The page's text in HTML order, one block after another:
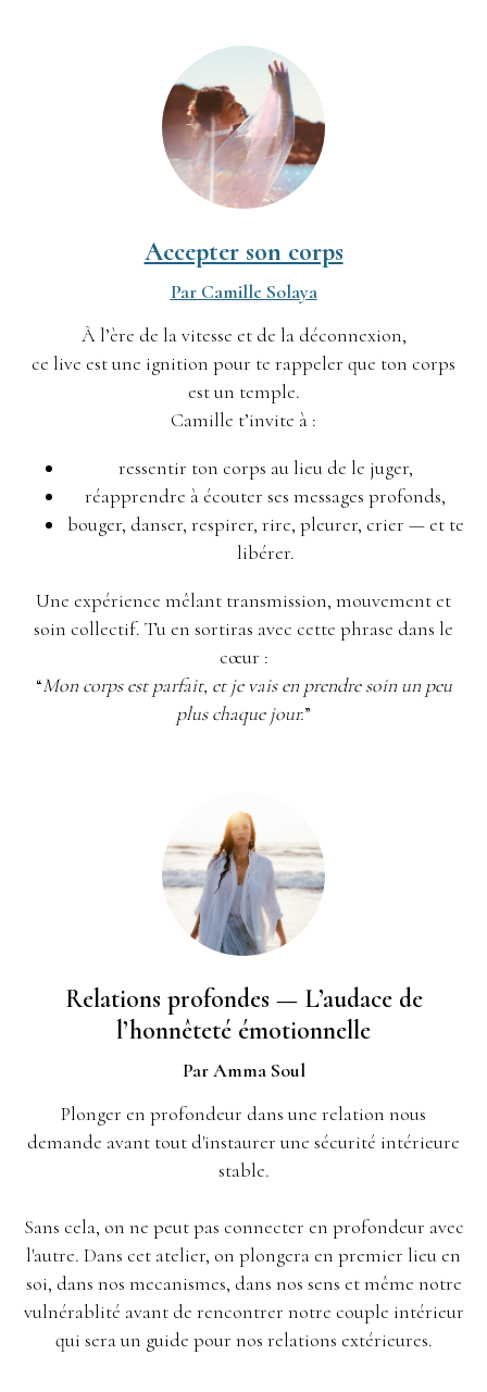
Accepter son corps
Par Camille Solaya
À l’ère de la vitesse et de la déconnexion,
ce live est une ignition pour te rappeler que ton corps
est un temple.
Camille t’invite à :
ressentir ton corps au lieu de le juger,
réapprendre à écouter ses messages profonds,
bouger, danser, respirer, rire, pleurer, crier — et te
libérer.
Une expérience mêlant transmission, mouvement et
soin collectif. Tu en sortiras avec cette phrase dans le
cœur :
“Mon corps est parfait, et je vais en prendre soin un peu
plus chaque jour.”
Relations profondes — L’audace de
l’honnêteté émotionnelle
Par Amma Soul
Plonger en profondeur dans une relation nous
demande avant tout d'instaurer une sécurité intérieure
stable.
Sans cela, on ne peut pas connecter en profondeur avec
l'autre. Dans cet atelier, on plongera en premier lieu en
soi, dans nos mecanismes, dans nos sens et même notre
vulnérablité avant de rencontrer notre couple intérieur
qui sera un guide pour nos relations extérieures.